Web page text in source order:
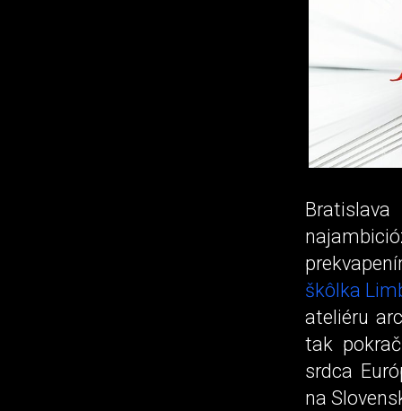
škôlka
ateliéru
tak
srdca
na